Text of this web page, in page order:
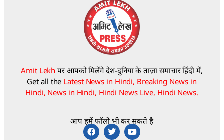
Amit Lekh पर आपको मिलेंगे देश-दुनिया के ताज़ा समाचार हिंदी में,
Get all the Latest News in Hindi, Breaking News in
Hindi, News in Hindi, Hindi News Live, Hindi News.
आप हमें फॉलो भी कर सकते है